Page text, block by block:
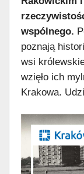
wspólnego.
poznają
wsi
wzięło ich
Krakowa.